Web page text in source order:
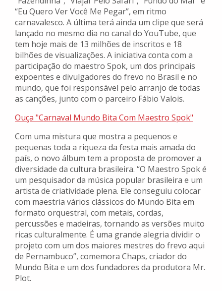
“Eu Quero Ver Você Me Pegar”, em ritmo
carnavalesco. A última terá ainda um clipe que será
lançado no mesmo dia no canal do YouTube, que
tem hoje mais de 13 milhões de inscritos e 18
bilhões de visualizações. A iniciativa conta com a
participação do maestro Spok, um dos principais
expoentes e divulgadores do frevo no Brasil e no
mundo, que foi responsável pelo arranjo de todas
as canções, junto com o parceiro Fábio Valois.
Ouça "Carnaval Mundo Bita Com Maestro Spok"
Com uma mistura que mostra a pequenos e
pequenas toda a riqueza da festa mais amada do
país, o novo álbum tem a proposta de promover a
diversidade da cultura brasileira. “O Maestro Spok é
um pesquisador da música popular brasileira e um
artista de criatividade plena. Ele conseguiu colocar
com maestria vários clássicos do Mundo Bita em
formato orquestral, com metais, cordas,
percussões e madeiras, tornando as versões muito
ricas culturalmente. É uma grande alegria dividir o
projeto com um dos maiores mestres do frevo aqui
de Pernambuco”, comemora Chaps, criador do
Mundo Bita e um dos fundadores da produtora Mr.
Plot.